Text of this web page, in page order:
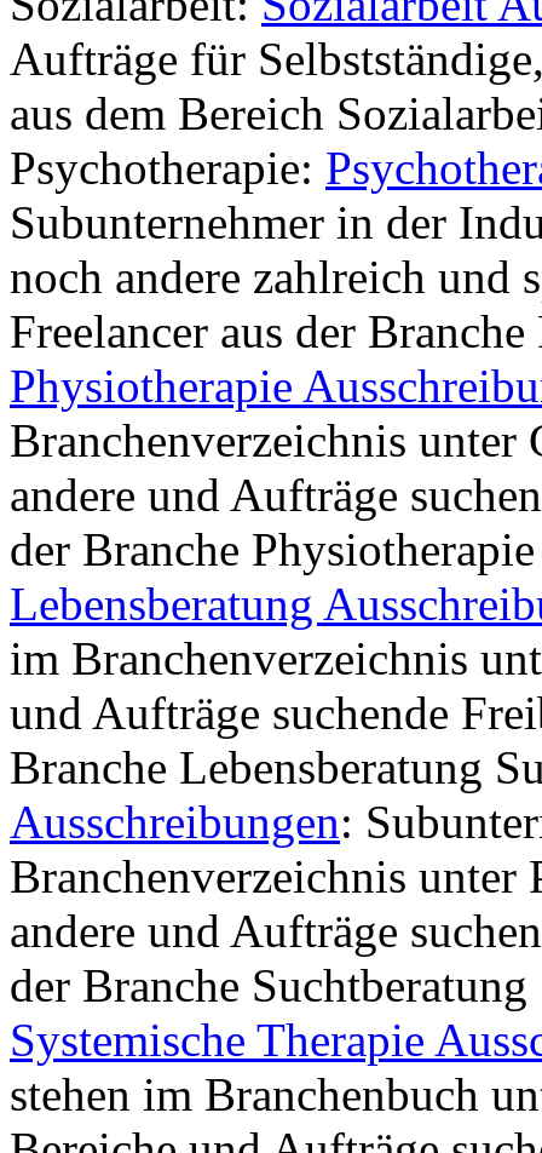
Aufträge für
aus dem Bereich
Psychotherapie:
Subunternehmer in der
noch andere zahlreich und
Freelancer aus der
Physiotherapie
Branchenverzeichnis unter
andere und Aufträge
der Branche
Lebensberatung
im Branchenverzeichnis
und Aufträge suchende
Branche Lebensberatung
Ausschreibungen:
Branchenverzeichnis unter
andere und Aufträge
der Branche
Systemische Therapie
stehen im Branchenbuch